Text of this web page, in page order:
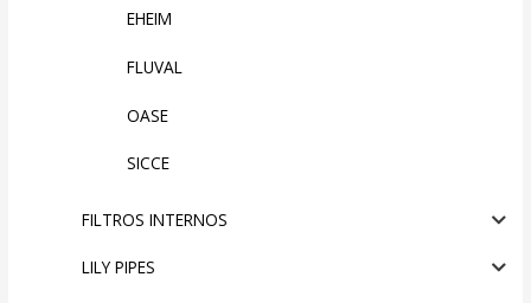
EHEIM
FLUVAL
OASE
SICCE
FILTROS INTERNOS
LILY PIPES